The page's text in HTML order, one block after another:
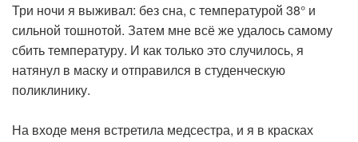
Три ночи я выживал: без сна, с температурой 38° и
сильной тошнотой. Затем мне всё же удалось самому
сбить температуру. И как только это случилось, я
натянул в маску и отправился в студенческую
поликлинику.
На входе меня встретила медсестра, и я в красках